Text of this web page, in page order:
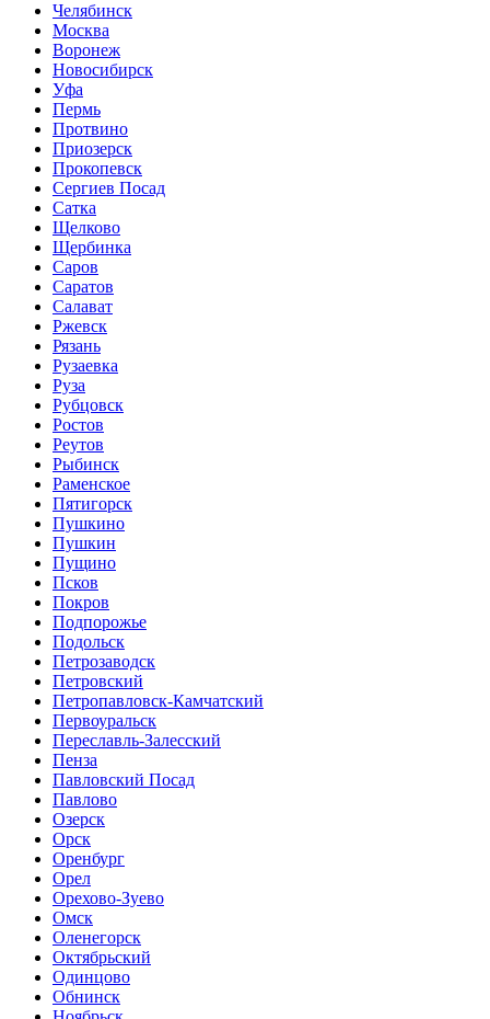
Челябинск
Москва
Воронеж
Новосибирск
Уфа
Пермь
Протвино
Приозерск
Прокопевск
Сергиев Посад
Сатка
Щелково
Щербинка
Саров
Саратов
Салават
Ржевск
Рязань
Рузаевка
Руза
Рубцовск
Ростов
Реутов
Рыбинск
Раменское
Пятигорск
Пушкино
Пушкин
Пущино
Псков
Покров
Подпорожье
Подольск
Петрозаводск
Петровский
Петропавловск-Камчатский
Первоуральск
Переславль-Залесский
Пенза
Павловский Посад
Павлово
Озерск
Орск
Оренбург
Орел
Орехово-Зуево
Омск
Оленегорск
Октябрьский
Одинцово
Обнинск